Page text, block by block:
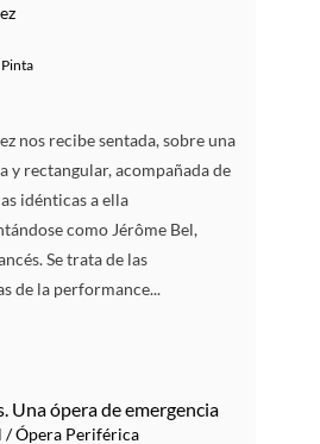
nos recibe sentada, sobre una
y rectangular, acompañada de
idénticas a ella
como Jérôme Bel,
Se trata de las
de la performance...
Una ópera de emergencia
/ Ópera Periférica